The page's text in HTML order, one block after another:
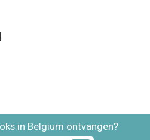
in Belgium ontvangen?